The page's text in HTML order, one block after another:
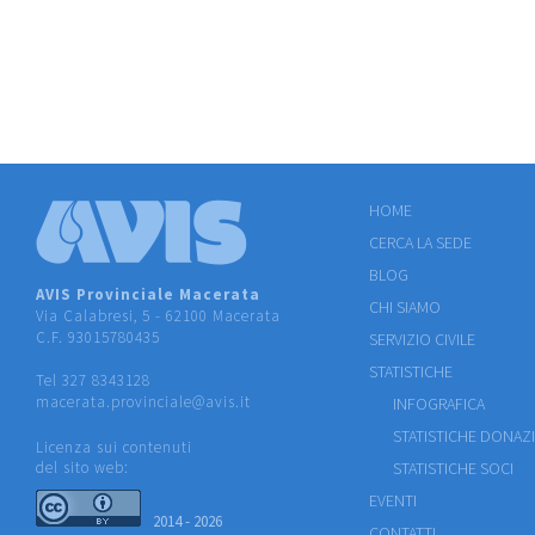
AVIS Provinciale Macerata
Via Calabresi, 5 - 62100 Macerata
C.F. 93015780435
Tel 327 8343128
macerata.provinciale@avis.it
Licenza sui contenuti
del sito web:
2014 - 2026
HOME
CERCA LA SEDE
BLOG
CHI SIAMO
SERVIZIO CIVILE
STATISTICHE
INFOGRAFICA
STATISTICHE
STATISTICHE SOCI
EVENTI